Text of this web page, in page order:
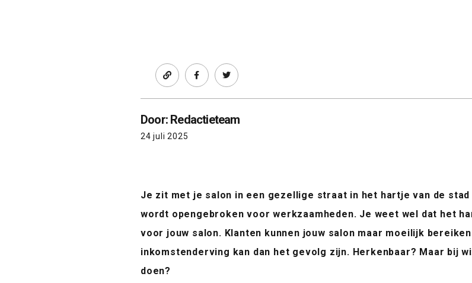
Facebooktwitter
Door: Redactieteam
24 juli 2025
Je zit met je salon in een gezellige straat in het hartje van de
wordt opengebroken voor werkzaamheden. Je weet wel dat het
voor jouw salon. Klanten kunnen jouw salon maar moeilijk
inkomstenderving kan dan het gevolg zijn. Herkenbaar? Maar bij
doen?